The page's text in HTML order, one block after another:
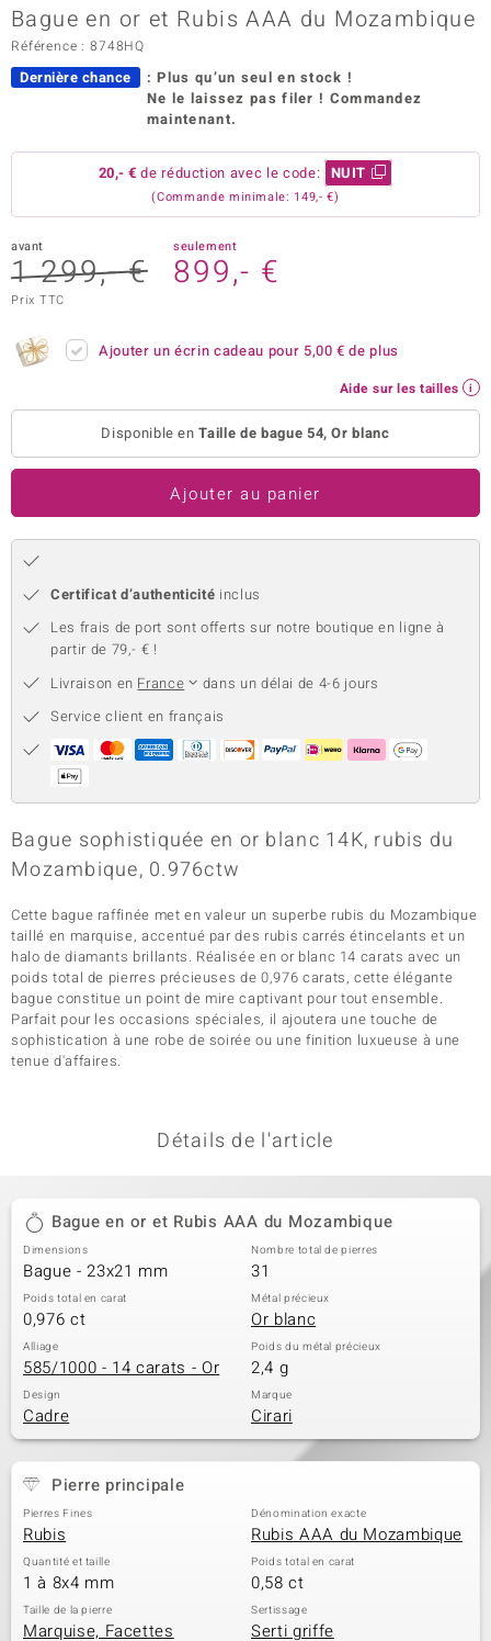
Collection
Bague en or et Rubis AAA du Mozambique
Référence : 8748HQ
Dernière chance
: Plus qu’un seul en stock !
Ne le laissez pas filer ! Commandez
maintenant.
20,- € de réduction avec le code: NUIT
(Commande minimale: 149,- €)
avant
1 299,- €
seulement
899,- €
Prix TTC
Ajouter un écrin cadeau pour 5,00 € de plus
Aide sur les tailles
Disponible enTaille de bague 54, Or blanc
Ajouter au panier
Certificat d’authenticité inclus
Les frais de port sont offerts sur notre boutique en ligne à
partir de 79,- € !
Livraison en France
dans un délai de 4-6 jours
Service client en français
Bague sophistiquée en or blanc 14K, rubis du
Mozambique, 0.976ctw
Cette bague raffinée met en valeur un superbe rubis du Mozambique
taillé en marquise, accentué par des rubis carrés étincelants et un
halo de diamants brillants. Réalisée en or blanc 14 carats avec un
poids total de pierres précieuses de 0,976 carats, cette élégante
bague constitue un point de mire captivant pour tout ensemble.
Parfait pour les occasions spéciales, il ajoutera une touche de
sophistication à une robe de soirée ou une finition luxueuse à une
tenue d'affaires.
Détails de l'article
Bague en or et Rubis AAA du Mozambique
Dimensions
Bague - 23x21 mm
Nombre total de pierres
31
Poids total en carat
0,976 ct
Métal précieux
Or blanc
Alliage
585/1000 - 14 carats - Or
Poids du métal précieux
2,4 g
Design
Cadre
Marque
Cirari
Pierre principale
Pierres Fines
Rubis
Dénomination exacte
Rubis AAA du Mozambique
Quantité et taille
1 à 8x4 mm
Poids total en carat
0,58 ct
Taille de la pierre
Marquise, Facettes
Sertissage
Serti griffe